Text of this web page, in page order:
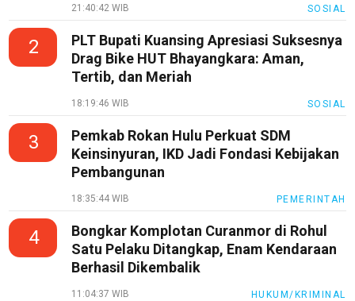
21:40:42 WIB SOSIAL
2
PLT Bupati Kuansing Apresiasi Suksesnya
Drag Bike HUT Bhayangkara: Aman,
Tertib, dan Meriah
18:19:46 WIB SOSIAL
3
Pemkab Rokan Hulu Perkuat SDM
Keinsinyuran, IKD Jadi Fondasi Kebijakan
Pembangunan
18:35:44 WIB PEMERINTAH
4
Bongkar Komplotan Curanmor di Rohul
Satu Pelaku Ditangkap, Enam Kendaraan
Berhasil Dikembalik
11:04:37 WIB HUKUM/KRIMINAL